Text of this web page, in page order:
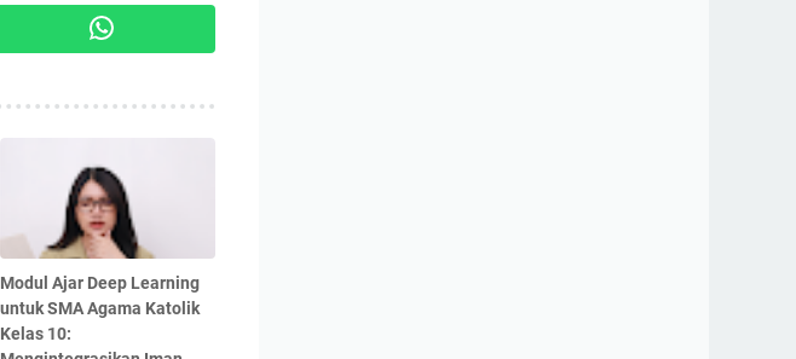
Modul Ajar Deep Learning
untuk SMA Agama Katolik
Kelas 10: